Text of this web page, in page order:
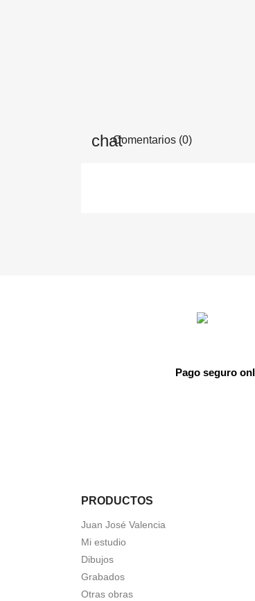
Comentarios (0)
Pago seguro
PRODUCTOS
Juan José Valencia
Mi estudio
Dibujos
Grabados
Otras obras